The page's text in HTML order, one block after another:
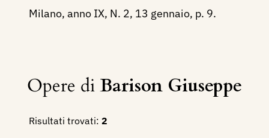
Milano, anno IX, N. 2, 13 gennaio, p. 9.
Opere diBarison Giuseppe
Risultati trovati: 2